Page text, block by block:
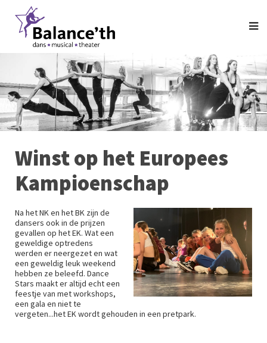
Winst op het Europees
Kampioenschap
Na het NK en het BK zijn de
dansers ook in de prijzen
gevallen op het EK. Wat een
geweldige optredens
werden er neergezet en wat
een geweldig leuk weekend
hebben ze beleefd. Dance
Stars maakt er altijd echt een
feestje van met workshops,
een gala en niet te
vergeten...het EK wordt gehouden in een pretpark.